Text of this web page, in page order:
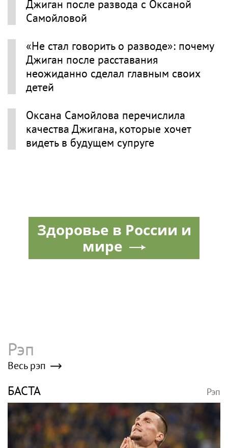
Джиган после развода с Оксаной
Самойловой
«Не стал говорить о разводе»: почему
Джиган после расставания
неожиданно сделал главным своих
детей
Оксана Самойлова перечислила
качества Джигана, которые хочет
видеть в будущем супруге
Здоровье в России и
мире
Рэп
Весь рэп
БАСТА Рэп